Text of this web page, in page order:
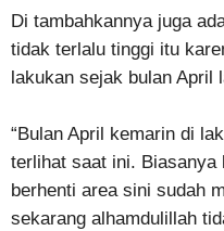
Di tambahkannya juga
tidak terlalu tinggi itu
lakukan sejak bulan April
“Bulan April kemarin di
terlihat saat ini. Biasanya
berhenti area sini sudah
sekarang alhamdulillah